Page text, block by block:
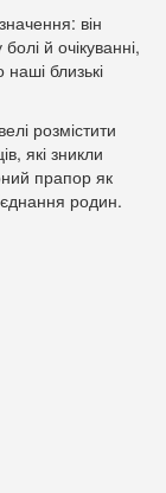
він
й очікуванні,
близькі
розмістити
які зникли
прапор як
родин.